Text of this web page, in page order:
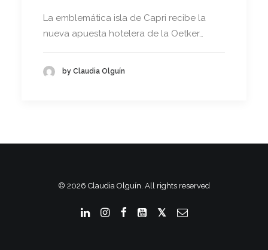
La emblemática isla de Capri recibe la
nueva apuesta hotelera de la Oetker…
by Claudia Olguín
© 2026 Claudia Olguín. All rights reserved